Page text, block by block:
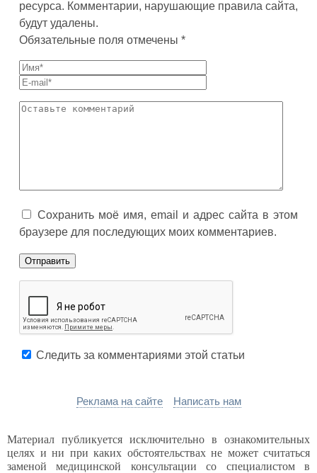
ресурса. Комментарии, нарушающие правила сайта,
будут удалены.
Обязательные поля отмечены *
Сохранить моё имя, email и адрес сайта в этом
браузере для последующих моих комментариев.
Следить за комментариями этой статьи
Реклама на сайте Написать нам
Материал публикуется исключительно в ознакомительных
целях и ни при каких обстоятельствах не может считаться
заменой медицинской консультации со специалистом в